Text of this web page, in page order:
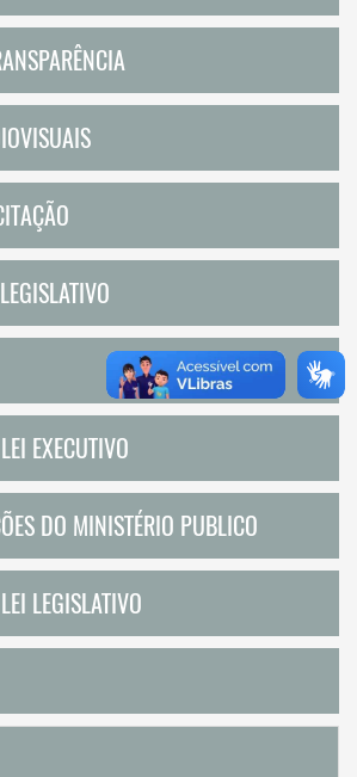
EXECUTIVO
DO MINISTÉRIO PUBLICO
LEGISLATIVO